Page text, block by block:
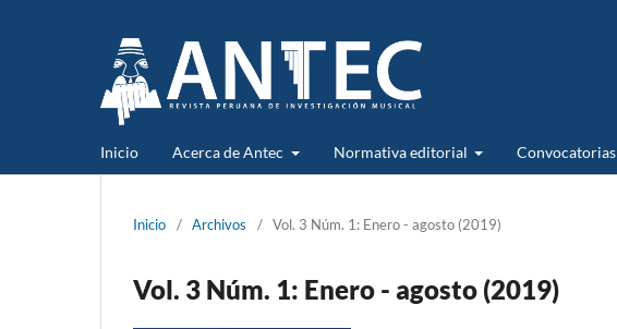
Inicio Acerca de Antec Normativa editorial Convocatorias
Inicio / Archivos / Vol. 3 Núm. 1: Enero - agosto (2019)
Vol. 3 Núm. 1: Enero - agosto (2019)